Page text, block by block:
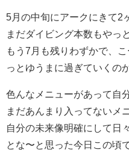
5月の中旬にアークにきて2
まだダイビング本数もやっ
もう7月も残りわずかで、
っとゆうまに過ぎていくの
色んなメニューがあって自
まだあんまり入ってないメ
自分の未来像明確にして日
とな〜と思った今日この頃